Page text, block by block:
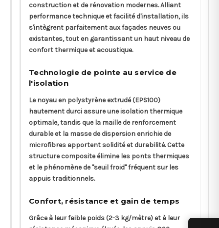
construction et de rénovation modernes. Alliant
performance technique et facilité d'installation, ils
s'intègrent parfaitement aux façades neuves ou
existantes, tout en garantissant un haut niveau de
confort thermique et acoustique.
Technologie de pointe au service de
l'isolation
Le noyau en polystyrène extrudé (EPS100)
hautement durci assure une isolation thermique
optimale, tandis que la maille de renforcement
durable et la masse de dispersion enrichie de
microfibres apportent solidité et durabilité. Cette
structure composite élimine les ponts thermiques
et le phénomène de "seuil froid" fréquent sur les
appuis traditionnels.
Confort, résistance et gain de temps
Grâce à leur faible poids (2-3 kg/mètre) et à leur